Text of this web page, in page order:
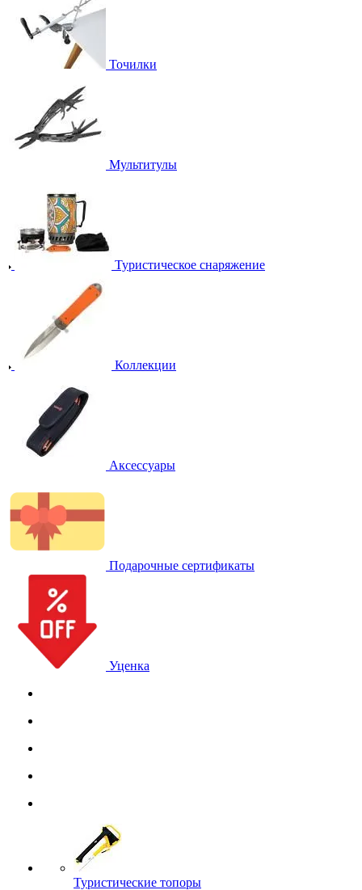
Точилки
Мультитулы
Туристическое снаряжение
Коллекции
Аксессуары
Подарочные сертификаты
Уценка
Туристические топоры